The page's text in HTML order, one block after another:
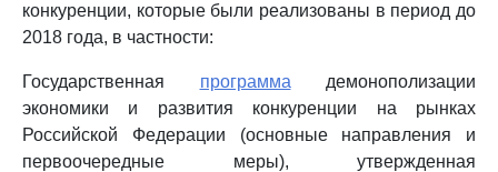
конкуренции, которые были реализованы в период до
2018 года, в частности:
Государственная программа демонополизации
экономики и развития конкуренции на рынках
Российской Федерации (основные направления и
первоочередные меры), утвержденная